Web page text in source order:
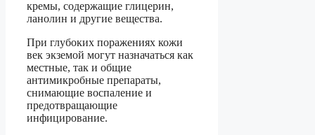
кремы, содержащие глицерин,
ланолин и другие вещества.
При глубоких поражениях кожи
век экземой могут назначаться как
местные, так и общие
антимикробные препараты,
снимающие воспаление и
предотвращающие
инфицирование.